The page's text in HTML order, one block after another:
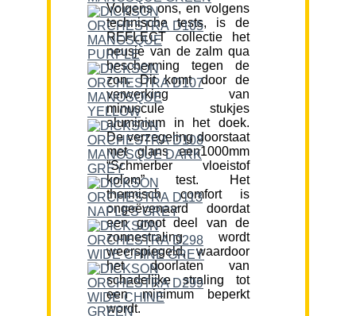
Volgens ons, en volgens
technische tests, is de
REFLECT collectie het
neusje van de zalm qua
bescherming tegen de
zon. Dit komt door de
verwerking van
minuscule stukjes
aluminium in het doek.
De verzegeling doorstaat
met glans een1000mm
“Schmerber vloeistof
kolom” test. Het
thermisch comfort is
ongeëvenaard doordat
een groot deel van de
zonnestraling wordt
weerspiegeld, waardoor
het doorlaten van
schadelijke straling tot
een minimum beperkt
wordt.